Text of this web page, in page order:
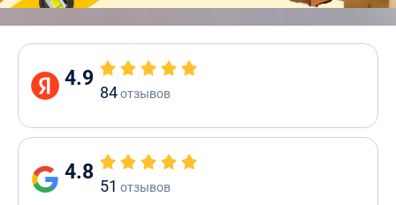
4.9
84отзывов
4.8
51 отзывов